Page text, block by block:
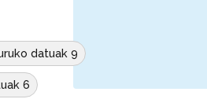
datuak 9
6